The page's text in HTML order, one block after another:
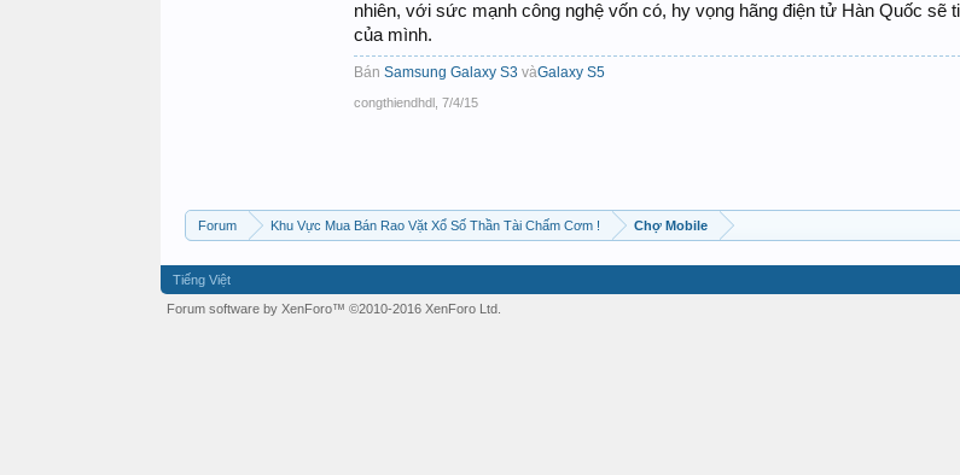
nhiên, với sức mạnh công nghệ vốn có, hy vọng hãng điện tử Hàn Quốc sẽ
của mình.
Bán Samsung Galaxy S3 vàGalaxy S5
congthiendhdl 7/4/15
Forum Khu Vực Mua Bán Rao Vặt Xổ Số Thần Tài Chấm Cơm ! Chợ Mobile
Tiếng Việt
Forum software by XenForo™ ©2010-2016 XenForo Ltd.